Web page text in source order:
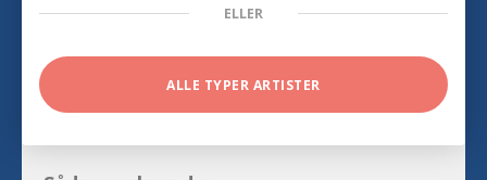
ELLER
ALLE TYPER ARTISTER